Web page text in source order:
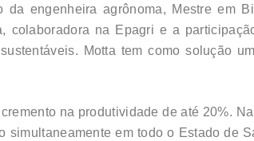
engenheira agrônoma, Mestre em
colaboradora na Epagri e a
Motta tem como solução
na produtividade de até 20%.
em todo o Estado de